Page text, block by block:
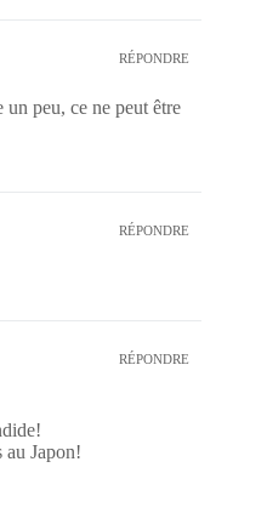
RÉPONDRE
un peu, ce ne peut être
RÉPONDRE
RÉPONDRE
au Japon!